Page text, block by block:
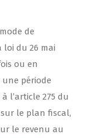
de
du 26 mai
ou en
période
l’article 275 du
le plan fiscal,
le revenu au